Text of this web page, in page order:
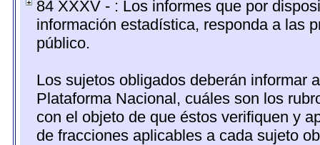
84 XXXV - : Los informes que por
información estadística, responda a las
público.
Los sujetos obligados deberán informar
Plataforma Nacional, cuáles son los
con el objeto de que éstos verifiquen y
de fracciones aplicables a cada sujeto